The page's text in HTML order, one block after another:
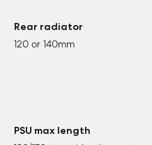
Rear radiator
120 or 140mm
PSU max length